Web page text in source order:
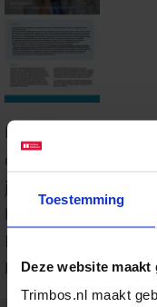
Toestemming
Deze website
Trimbos.nl maakt
Mensen met
dan mensen zonder
juist wel waardevol
bespreken? En hoe
In deze factsheet
hierover op een rij.